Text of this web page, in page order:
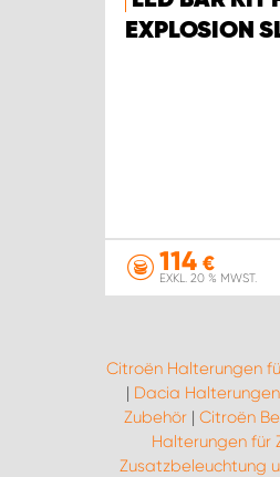
EXPLOSION
114 €
EXKL. 20 % MWST.
Citroën Halterungen
| Dacia
Zubehör| Citroën
Halterungen für
Zusatzbeleuchtung